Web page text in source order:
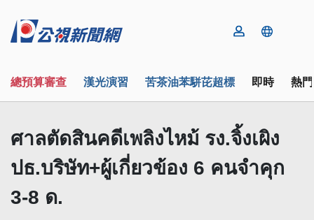
總預算審查 漢光演習 苦茶油苯駢芘超標 即時 熱
ศาลตัดสินคดีเพลิงไหม้ รง.จิ้งเผิง
ปธ.บริษัท+ผู้เกี่ยวข้อง 6 คนจำคุก
3-8 ด.